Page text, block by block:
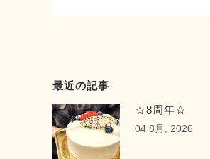
最近の記事
☆8周年☆
04 8月, 2026